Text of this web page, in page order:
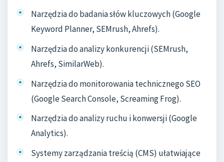
Narzędzia do badania słów kluczowych (Google
Keyword Planner, SEMrush, Ahrefs).
Narzędzia do analizy konkurencji (SEMrush,
Ahrefs, SimilarWeb).
Narzędzia do monitorowania technicznego SEO
(Google Search Console, Screaming Frog).
Narzędzia do analizy ruchu i konwersji (Google
Analytics).
Systemy zarządzania treścią (CMS) ułatwiające